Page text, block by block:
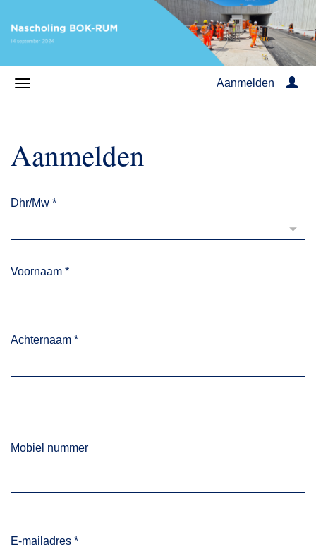
Aanmelden
Aanmelden
Dhr/Mw *
Voornaam *
Achternaam *
Mobiel nummer
E-mailadres *